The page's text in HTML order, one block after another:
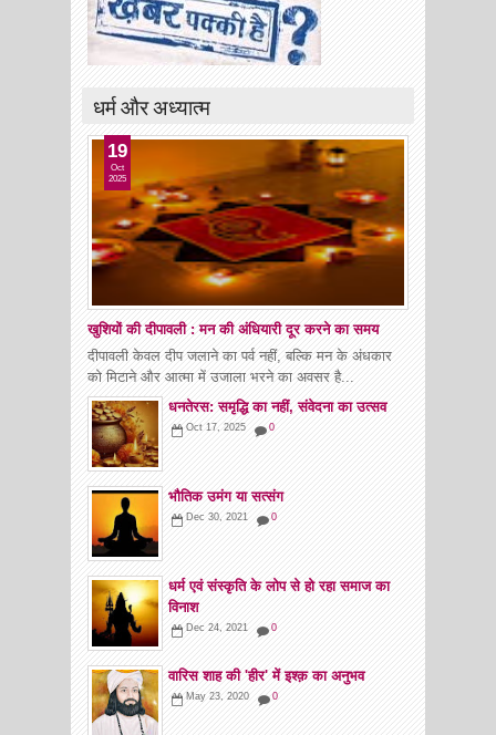
धर्म और अध्यात्म
खुशियों की दीपावली : मन की अंधियारी दूर करने का समय
19
Oct
2025
दीपावली केवल दीप जलाने का पर्व नहीं, बल्कि मन के अंधकार
को मिटाने और आत्मा में उजाला भरने का अवसर है...
धनतेरस: समृद्धि का नहीं, संवेदना का उत्सव
Oct 17, 2025 0
भौतिक उमंग या सत्संग
Dec 30, 2021 0
धर्म एवं संस्कृति के लोप से हो रहा समाज का
विनाश
Dec 24, 2021 0
वारिस शाह की 'हीर' में इश्क़ का अनुभव
May 23, 2020 0